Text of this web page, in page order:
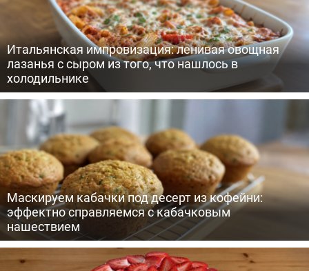
Итальянская импровизация: ленивая овощная
лазанья с сыром из того, что нашлось в
холодильнике
Маскируем кабачки под десерт из кофейни:
эффектно справляемся с кабачковым
нашествием